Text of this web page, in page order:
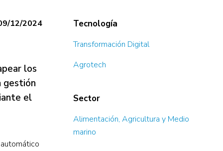
12/2024
los
gestión
el
Tecnología
Transformación Digital
Agrotech
Sector
Alimentación, Agricultura y Medio
marino